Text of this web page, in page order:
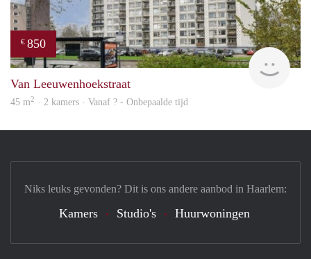
€ 850
rent
Van Leeuwenhoekstraat
45 m2 · 2 kamers · Vanaf ? - Onbepaalde tijd
Niks leuks gevonden? Dit is ons andere aanbod in Haarlem:
Kamers Studio's Huurwoningen